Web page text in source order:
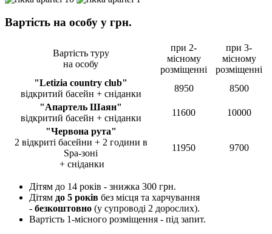
Вартість на особу у грн.
Вартість туру
на особу
при 2-
місному
розміщенні
при 3-
місному
розміщенні
"Letizia country club"
відкритий басейн + сніданки
8950
8500
"Апартель Шаян"
відкритий басейн + сніданки
11600
10000
"Червона рута"
2 відкриті басейни + 2 години в
Spa-зоні
+ сніданки
11950 9700
Дітям до 14 років - знижка 300 грн.
Дітям до 5 років без місця та харчування
- безкоштовно (у супроводі 2 дорослих).
Вартість 1-місного розміщення - під запит.